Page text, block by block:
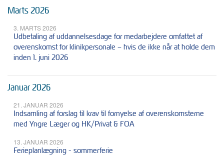
Marts 2026
3. MARTS 2026
Udbetaling af uddannelsesdage for medarbejdere omfattet af
overenskomst for klinikpersonale – hvis de ikke når at holde dem
inden 1. juni 2026
Januar 2026
21. JANUAR 2026
Indsamling af forslag til krav til fornyelse af overenskomsterne
med Yngre Læger og HK/Privat & FOA
13. JANUAR 2026
Ferieplanlægning - sommerferie